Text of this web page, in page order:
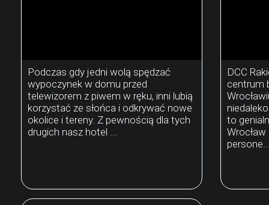
Podczas gdy jedni wolą spędzać
wypoczynek w domu przed
telewizorem z piwem w ręku, inni lubią
korzystać ze słońca i odkrywać nowe
okolice i tereny. Z pewnością dla tych
drugich nasz hotel ...
DCC
centrum
to